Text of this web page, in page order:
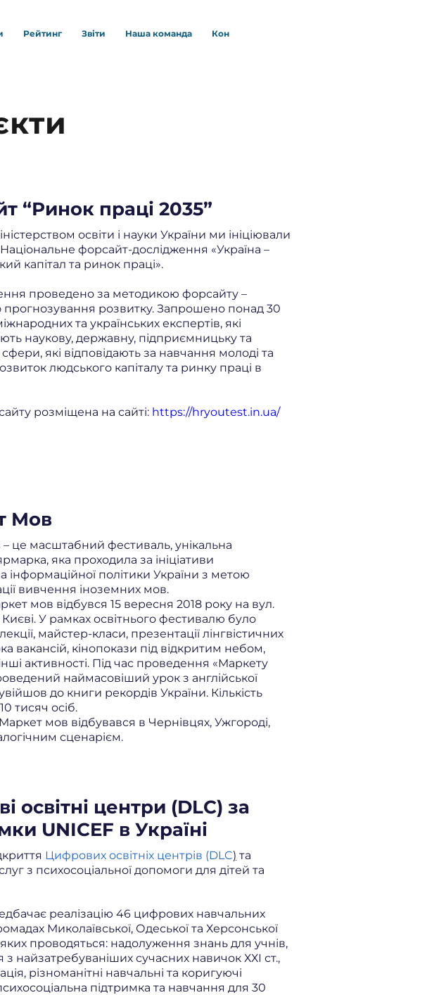
Рейтинг Звіти Наша команда Контакти
“Ринок праці 2035”
освіти і науки України ми ініціювали
форсайт-дослідження «Україна –
капітал та ринок праці».
проведено за методикою форсайту –
прогнозування розвитку. Запрошено понад 30
та українських експертів, які
наукову, державну, підприємницьку та
які відповідають за навчання молоді та
людського капіталу та ринку праці в
розміщена на сайті: https://hryoutest.in.ua/
Мов
це масштабний фестиваль, унікальна
яка проходила за ініціативи
інформаційної політики України з метою
вивчення іноземних мов.
мов відбувся 15 вересня 2018 року на вул.
У рамках освітнього фестивалю було
майстер-класи, презентації лінгвістичних
вакансій, кінопокази під відкритим небом,
активності. Під час проведення «Маркету
наймасовіший урок з англійської
до книги рекордів України. Кількість
тисяч осіб.
мов відбувався в Чернівцях, Ужгороді,
сценарієм.
освітні центри (DLC) за
UNICEF в Україні
Цифрових освітніх центрів (DLC) та
з психосоціальної допомоги для дітей та
реалізацію 46 цифрових навчальних
Миколаївської, Одеської та Херсонської
проводяться: надолуження знань для учнів,
з найзатребуваніших сучасних навичок ХХІ ст.,
різноманітні навчальні та коригуючі
підтримка та навчання для 30